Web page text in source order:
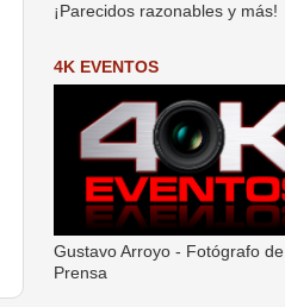
¡Parecidos razonables y más!
4K EVENTOS
Gustavo Arroyo - Fotógrafo de
Prensa